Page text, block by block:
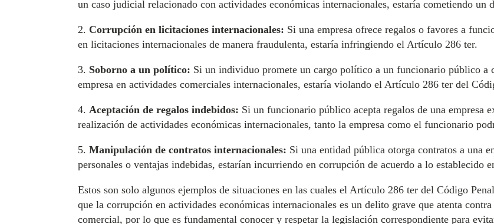
un caso judicial relacionado con actividades económicas internacionales, estaría cometiendo
2. Corrupción en licitaciones internacionales: Si una empresa ofrece regalos o favores a
en licitaciones internacionales de manera fraudulenta, estaría infringiendo el Artículo 286 ter.
3. Soborno a un político: Si un individuo promete un cargo político a un funcionario público a
empresa en actividades comerciales internacionales, estaría violando el Artículo 286 ter del
4. Aceptación de regalos indebidos: Si un funcionario público acepta regalos de una empresa
realización de actividades económicas internacionales, tanto la empresa como el funcionario
5. Manipulación de contratos internacionales: Si una entidad pública otorga contratos a una
personales o ventajas indebidas, estarían incurriendo en corrupción de acuerdo a lo establecido
Estos son solo algunos ejemplos de situaciones en las cuales el Artículo 286 ter del Código
que la corrupción en actividades económicas internacionales es un delito grave que atenta
comercial, por lo que es fundamental conocer y respetar la legislación correspondiente para